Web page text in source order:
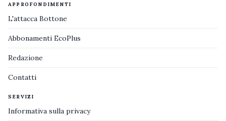
APPROFONDIMENTI
L'attacca Bottone
Abbonamenti EcoPlus
Redazione
Contatti
SERVIZI
Informativa sulla privacy